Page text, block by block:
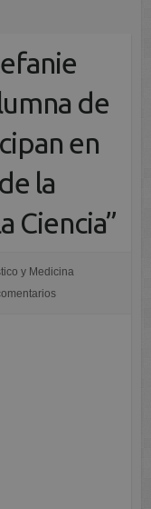
de
en
la
Ciencia”
y Medicina